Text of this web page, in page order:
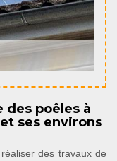
des poêles à
ses environs
des travaux de